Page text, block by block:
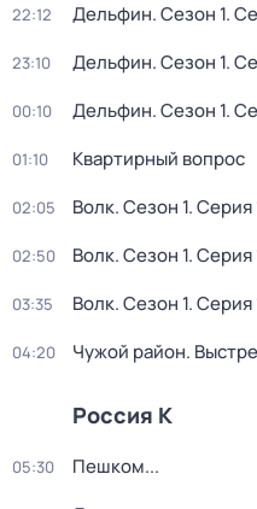
22:12 Дельфин. Сезон 1.
23:10 Дельфин. Сезон 1.
00:10 Дельфин. Сезон 1.
01:10 Квартирный вопрос
02:05 Волк. Сезон 1. Серия
02:50 Волк. Сезон 1. Серия
03:35 Волк. Сезон 1. Серия
04:20 Чужой район.
Россия К
05:30 Пешком...